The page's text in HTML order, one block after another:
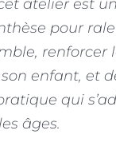
pour
renforcer
enfant, et
qui
âges.